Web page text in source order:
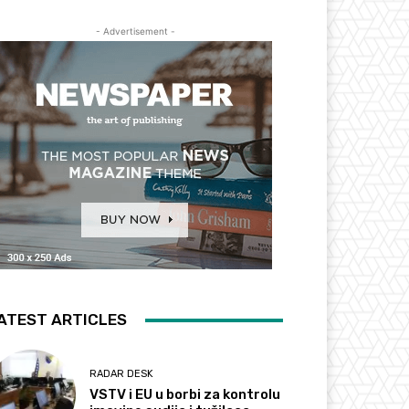
- Advertisement -
ARTICLES
RADAR DESK
VSTV i EU u borbi za kontrolu